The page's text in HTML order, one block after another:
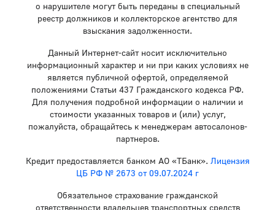
о нарушителе могут быть переданы в специальный
реестр должников и коллекторское агентство для
взыскания задолженности.
Данный Интернет-сайт носит исключительно
информационный характер и ни при каких условиях не
является публичной офертой, определяемой
положениями Статьи 437 Гражданского кодекса РФ.
Для получения подробной информации о наличии и
стоимости указанных товаров и (или) услуг,
пожалуйста, обращайтесь к менеджерам автосалонов-
партнеров.
Кредит предоставляется банком АО «ТБанк». Лицензия
ЦБ РФ № 2673 от 09.07.2024 г
Обязательное страхование гражданской
ответственности владельцев транспортных средств